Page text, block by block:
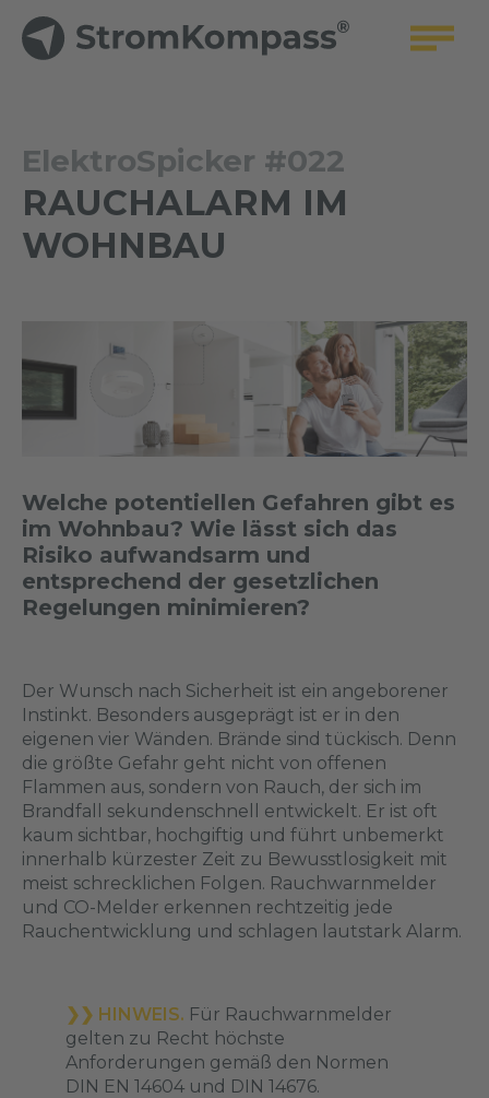
ElektroSpicker #022
RAUCHALARM IM
WOHNBAU
Welche potentiellen Gefahren gibt es
im Wohnbau? Wie lässt sich das
Risiko aufwandsarm und
entsprechend der gesetzlichen
Regelungen minimieren?
Der Wunsch nach Sicherheit ist ein angeborener
Instinkt. Besonders ausgeprägt ist er in den
eigenen vier Wänden. Brände sind tückisch. Denn
die größte Gefahr geht nicht von offenen
Flammen aus, sondern von Rauch, der sich im
Brandfall sekundenschnell entwickelt. Er ist oft
kaum sichtbar, hochgiftig und führt unbemerkt
innerhalb kürzester Zeit zu Bewusstlosigkeit mit
meist schrecklichen Folgen. Rauchwarnmelder
und CO-Melder erkennen rechtzeitig jede
Rauchentwicklung und schlagen lautstark Alarm.
❯❯ HINWEIS. Für Rauchwarnmelder
gelten zu Recht höchste
Anforderungen gemäß den Normen
DIN EN 14604 und DIN 14676.